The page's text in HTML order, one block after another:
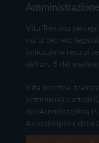
Vita Trentina
cui al decreto
Indicazione resa ai
dell'art. 5 del
Vita Trentina,
Settimanali
dell'Autodisciplina
Autodisciplina della